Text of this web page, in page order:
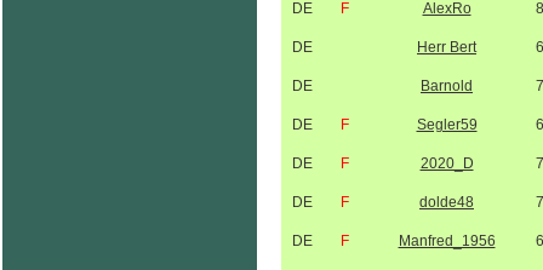
DE F AlexRo
DE Herr Bert
DE Barnold
DE F Segler59
DE F 2020_D
DE F dolde48
DE F Manfred_1956